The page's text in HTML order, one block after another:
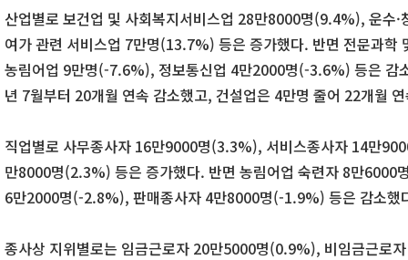
산업별로 보건업 및 사회복지서비스업 28만8000명(9.4%), 운수
여가 관련 서비스업 7만명(13.7%) 등은 증가했다. 반면 전문과
농림어업 9만명(-7.6%), 정보통신업 4만2000명(-3.6%) 등은 감
년 7월부터 20개월 연속 감소했고, 건설업은 4만명 줄어 22개월
직업별로 사무종사자 16만9000명(3.3%), 서비스종사자 14만
만8000명(2.3%) 등은 증가했다. 반면 농림어업 숙련자 8만6000
6만2000명(-2.8%), 판매종사자 4만8000명(-1.9%) 등은 감소했
종사상 지위별로는 임금근로자 20만5000명(0.9%), 비임금근로